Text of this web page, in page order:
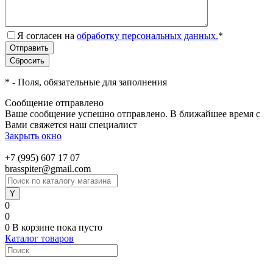
Я согласен на обработку персональных данных.*
* - Поля, обязательные для заполнения
Сообщение отправлено
Ваше сообщение успешно отправлено. В ближайшее время с
Вами свяжется наш специалист
Закрыть окно
+7 (995) 607 17 07
brasspiter@gmail.com
0
0
0 В корзине пока пусто
Каталог товаров